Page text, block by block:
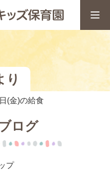
り
(金)の給食
ログ
プ